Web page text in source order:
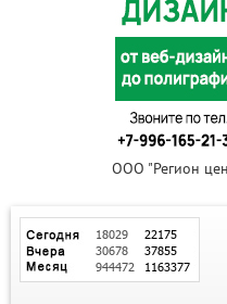
ООО "Регион